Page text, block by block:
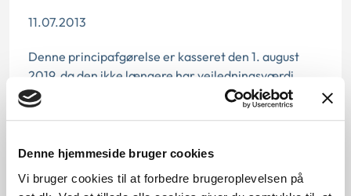
Denne hjemmeside bruger cookies
Vi bruger cookies til at forbedre brugeroplevelsen på
11.07.2013
Denne principafgørelse er kasseret den 1. august
2019, da den ikke længere har vejledningsværdi.
Paragraf
Journalnummer